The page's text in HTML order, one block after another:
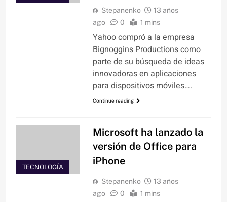
Stepanenko
13 años
ago
0 1 mins
Yahoo compró a la empresa
Bignoggins Productions como
parte de su búsqueda de ideas
innovadoras en aplicaciones
para dispositivos móviles….
Continue reading
TECNOLOGÍA
Microsoft ha lanzado la
versión de Office para
iPhone
Stepanenko
13 años
ago
0 1 mins